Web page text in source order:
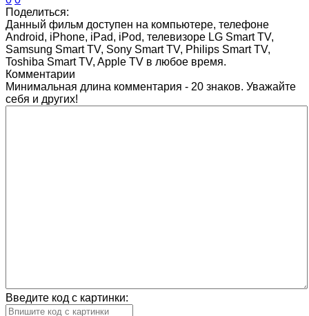
Поделиться:
Данный фильм доступен на компьютере, телефоне
Android, iPhone, iPad, iPod, телевизоре LG Smart TV,
Samsung Smart TV, Sony Smart TV, Philips Smart TV,
Toshiba Smart TV, Apple TV в любое время.
Комментарии
Минимальная длина комментария - 20 знаков. Уважайте
себя и других!
Введите код с картинки: